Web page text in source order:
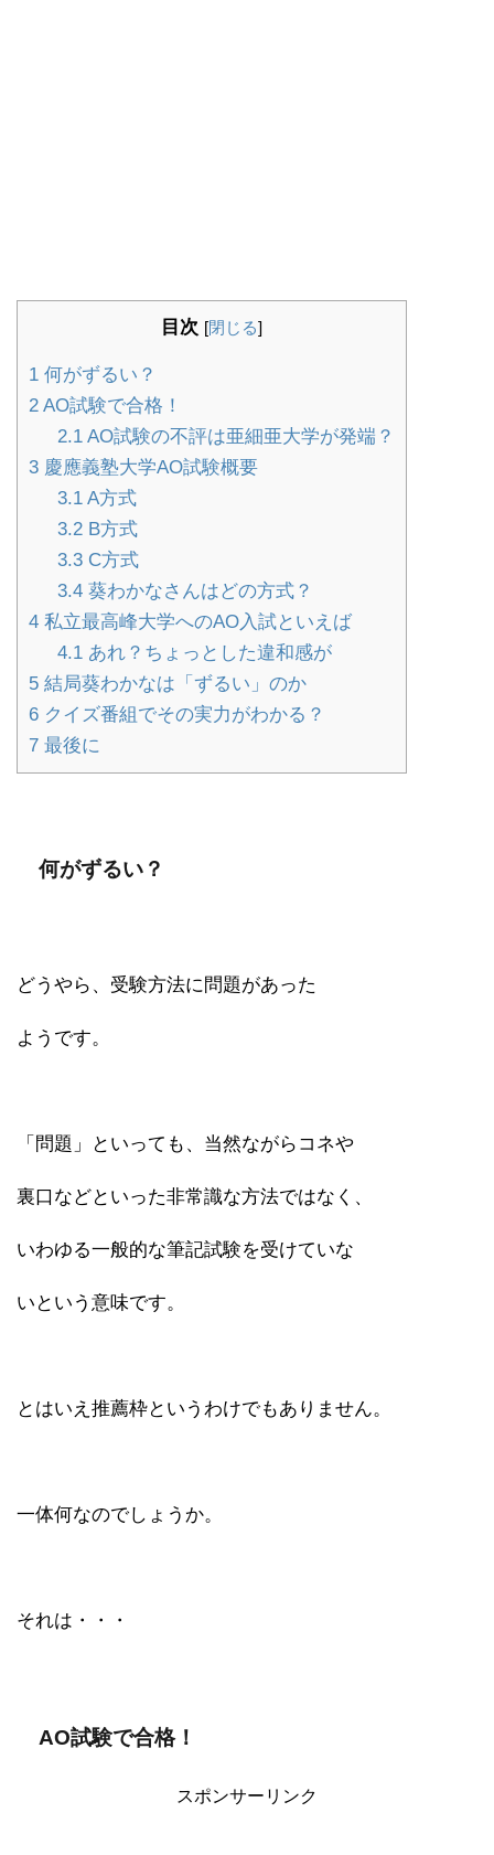
目次 [閉じる]
1 何がずるい？
2 AO試験で合格！
2.1AO試験の不評は亜細亜大学が発端？
3 慶應義塾大学AO試験概要
3.1A方式
3.2B方式
3.3C方式
3.4葵わかなさんはどの方式？
4 私立最高峰大学へのAO入試といえば
4.1あれ？ちょっとした違和感が
5 結局葵わかなは「ずるい」のか
6 クイズ番組でその実力がわかる？
7 最後に
何がずるい？
どうやら、受験方法に問題があった
ようです。
「問題」といっても、当然ながらコネや
裏口などといった非常識な方法ではなく、
いわゆる一般的な筆記試験を受けていな
いという意味です。
とはいえ推薦枠というわけでもありません。
一体何なのでしょうか。
それは・・・
AO試験で合格！
スポンサーリンク